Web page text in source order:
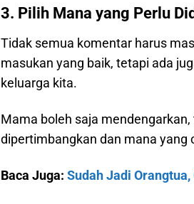
3. Pilih Mana yang Perlu
Tidak semua komentar harus
masukan yang baik, tetapi ada
keluarga kita.
Mama boleh saja
dipertimbangkan dan mana yang
Baca Juga: Sudah Jadi